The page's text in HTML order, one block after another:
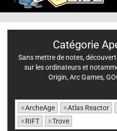
Catégorie
Sans mettre de notes,
sur les ordinateurs et
Origin, Arc Games,
×ArcheAge ×Atlas Reactor
×RIFT ×Trove